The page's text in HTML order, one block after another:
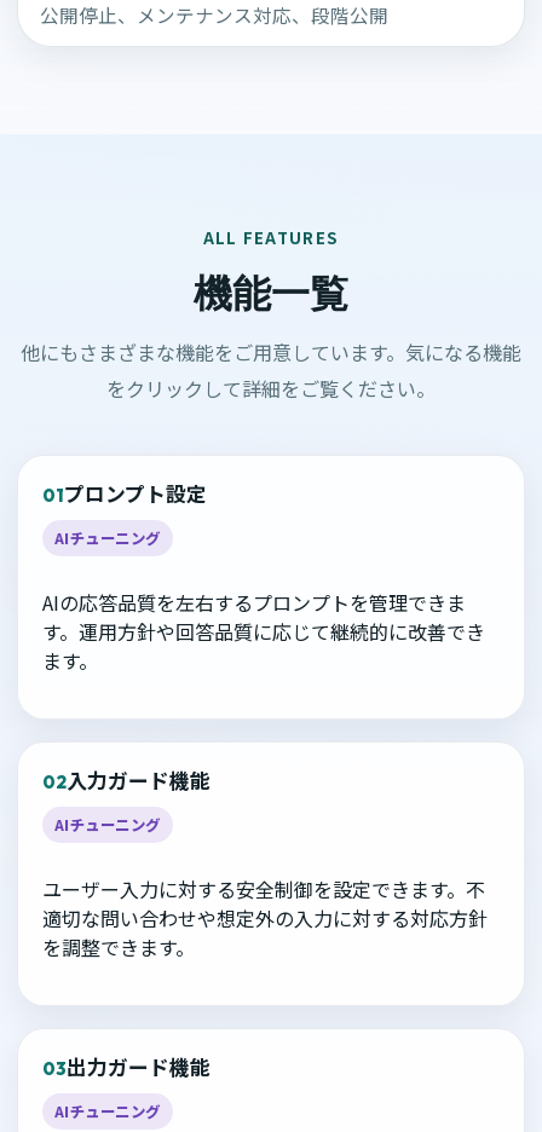
公開停止、メンテナンス対応、段階公開
ALL FEATURES
機能一覧
他にもさまざまな機能をご用意しています。気になる機能
をクリックして詳細をご覧ください。
01プロンプト設定
AIチューニング
AIの応答品質を左右するプロンプトを管理できま
す。運用方針や回答品質に応じて継続的に改善でき
ます。
02入力ガード機能
AIチューニング
ユーザー入力に対する安全制御を設定できます。不
適切な問い合わせや想定外の入力に対する対応方針
を調整できます。
03出力ガード機能
AIチューニング